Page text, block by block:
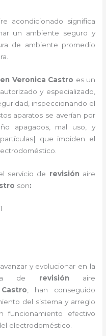
acondicionado significa
un ambiente seguro y
de ambiente promedio
en Veronica Castro es un
y especializado,
inspeccionando el
aparatos se averían por
apagados, mal uso, y
que impiden el
servicio de revisión aire
son:
y evolucionar en la
de revisión aire
, han conseguido
del sistema y arreglo
funcionamiento efectivo
electrodoméstico.